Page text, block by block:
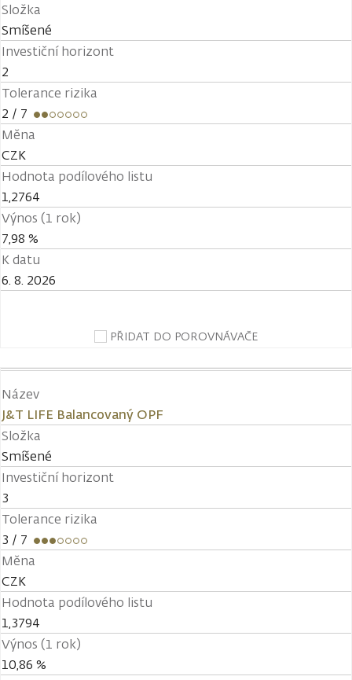
Složka
Smíšené
Investiční horizont
2
Tolerance rizika
2 / 7
Měna
CZK
Hodnota podílového listu
1,2764
Výnos (1 rok)
7,98 %
K datu
6. 8. 2026
PŘIDAT DO POROVNÁVAČE
Název
J&T LIFE Balancovaný OPF
Složka
Smíšené
Investiční horizont
3
Tolerance rizika
3 / 7
Měna
CZK
Hodnota podílového listu
1,3794
Výnos (1 rok)
10,86 %